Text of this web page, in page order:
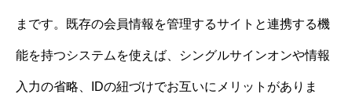
まです。既存の会員情報を管理するサイトと連携する機
能を持つシステムを使えば、シングルサインオンや情報
入力の省略、IDの紐づけでお互いにメリットがありま